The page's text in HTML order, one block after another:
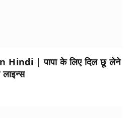
| पापा के लिए दिल छू लेने
लाइन्स